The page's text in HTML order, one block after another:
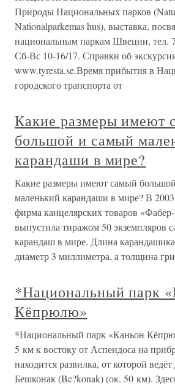
Природы Национальных парков
Nationalparkemas hus), выставка,
национальным паркам Швеции, тел.
Сб-Вс 10-16/17. Справки об
www.tyresta.se.Время прибытия в
городского транспорта от
Какие размеры имеют
большой и самый
карандаши в мире?
Какие размеры имеют самый
маленький карандаши в мире? В
фирма канцелярских товаров
выпустила тиражом 50 экземпляров
карандаш в мире. Длина
диаметр 3 миллиметра, а толщина
*Национальный парк
Кёпрюлю»
*Национальный парк «Каньон
5 км к востоку от Аспендоса на
находится развилка, от которой
Бешконак (Be?konak) (ок. 50 км).